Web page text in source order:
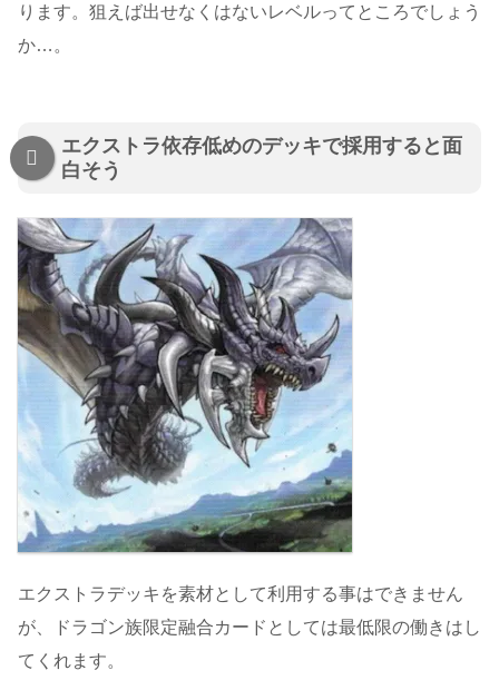
ります。狙えば出せなくはないレベルってところでしょう
か…。
エクストラ依存低めのデッキで採用すると面
白そう
エクストラデッキを素材として利用する事はできません
が、ドラゴン族限定融合カードとしては最低限の働きはし
てくれます。